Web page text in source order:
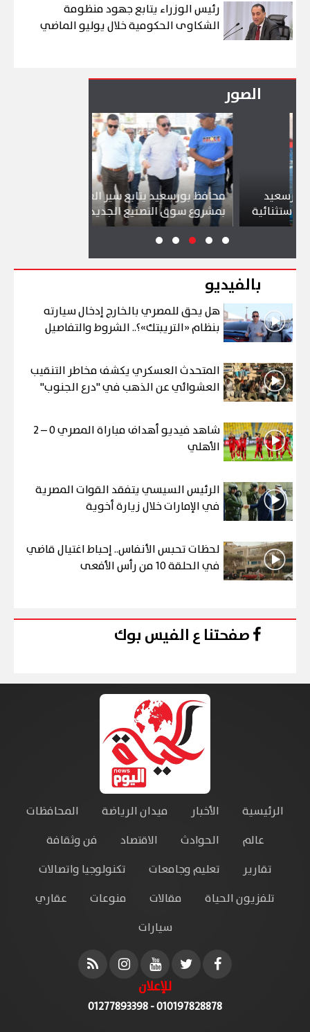
رئيس الوزراء يتابع جهود منظومة
الشكاوى الحكومية خلال يوليو الماضي
الصور
محافظ بورسعيد يتابع سير العمل
بمشروع سوق التصنيع الجديد
بالفيديو
هل يحق للمصري بالخارج إدخال سيارته
بنظام «التريبتك»؟.. الشروط والتفاصيل
المتحدث العسكري يكشف مخاطر التنقيب
العشوائي عن الذهب في "درع الجنوب"
شاهد فيديو أهداف مباراة المصري 0 – 2
الأهلي
الرئيس السيسي يتفقد القوات المصرية
في الإمارات خلال زيارة أخوية
لحظات تحبس الأنفاس.. إحباط اغتيال قاضي
في الحلقة 10 من رأس الأفعى
صفحتنا ع الفيس بوك
الرئيسية الأخبار ميدان الرياضة
المحافظات
عالم
الحوادث الاقتصاد
فن وثقافة
تقارير
تعليم وجامعات
تكنولوجيا واتصالات
تلفزيون الحياة
مقالات منوعات
عقاري
سيارات
للإعلان
010197828878 - 01277893398